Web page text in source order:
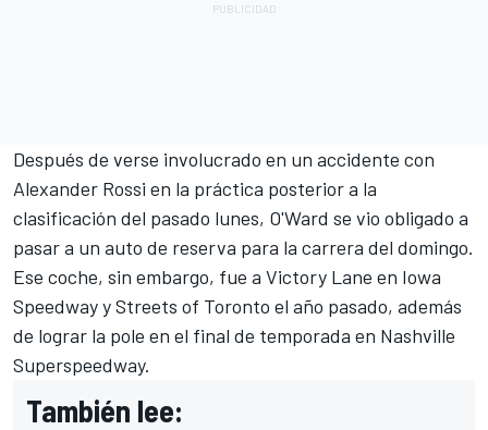
Después de verse involucrado en un accidente con
Alexander Rossi en la práctica posterior a la
clasificación del pasado lunes, O'Ward se vio obligado a
pasar a un auto de reserva para la carrera del domingo.
Ese coche, sin embargo, fue a Victory Lane en Iowa
Speedway y Streets of Toronto el año pasado, además
de lograr la pole en el final de temporada en Nashville
Superspeedway.
También lee: